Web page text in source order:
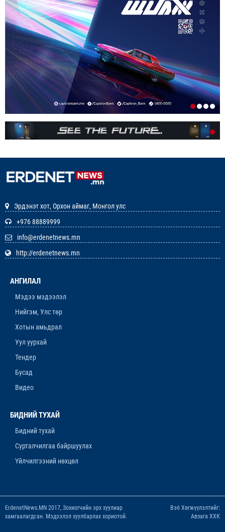
ТЭТГЭВРИЙН ЗЭЭЛИЙН ХҮҮГ БУУРУУЛАХ,
УРТАСГАХ ЧИГЛЭЛЭЭР АЖИЛЛАНА
1-р сар. 19, 2026, 10:52 a.m.
ИРГЭДИЙН НЭРИЙН ДАНСНЫ
ХУРИМТЛАЛЫГ НЭГ САЯД ХҮРГЭНЭ
1-р сар. 19, 2026, 10:48 a.m.
ЭНЭ ЖИЛ БҮХ НИЙТЭЭРЭЭ 15 ХОНОГ АМРАХ
НЬ
1-р сар. 7, 2026, 3:41 p.m.
ШАГНАЛ ХҮРТЛЭЭ
ЗАРЛАЛ
12-р сар. 19, 2025, 3:20 p.m.
11-р сар. 14, 2025, 5:53 p.m.
Эрдэнэт хот, Орхон аймаг, Монгол улс
+976 88889999
info@erdenetnews.mn
http://erdenetnews.mn
АНГИЛАЛ
Мэдээ мэдээлэл
Нийгэм, Улс төр
Хотын амьдрал
Уул уурхай
Тендер
Бусад
Видео
БИДНИЙ ТУХАЙ
Бидний тухай
Сурталчилгаа байршуулах
Үйлчилгээний нөхцөл
ErdenetNews.MN 2017, Зохиогчийн эрх хуулиар
хамгаалагдсан. Мэдээлэл хуулбарлах хориотой.
Вэб Хөгжүүлэлтийг:
Авзага ХХК